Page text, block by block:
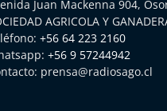
Juan Mackenna 904,
AGRICOLA Y
+56 64 223 2160
+56 9 57244942
prensa@radiosago.cl